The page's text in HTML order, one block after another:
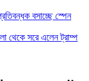
বসাচ্ছে স্পেন
থেকে সরে এলেন ট্রাম্প